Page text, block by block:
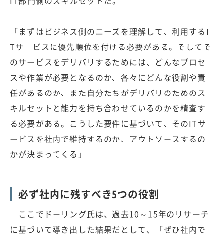
「まずはビジネス側のニーズを理解して、利用するI
Tサービスに優先順位を付ける必要がある。そしてそ
のサービスをデリバリするためには、どんなプロセ
スや作業が必要となるのか、各々にどんな役割や責
任があるのか、また自分たちがデリバリのためのス
キルセットと能力を持ち合わせているのかを精査す
る必要がある。こうした要件に基づいて、そのITサ
ービスを社内で維持するのか、アウトソースするの
かが決まってくる」
必ず社内に残すべき5つの役割
ここでドーリング氏は、過去10～15年のリサーチ
に基づいて導き出した結果だとして、「ぜひ社内で